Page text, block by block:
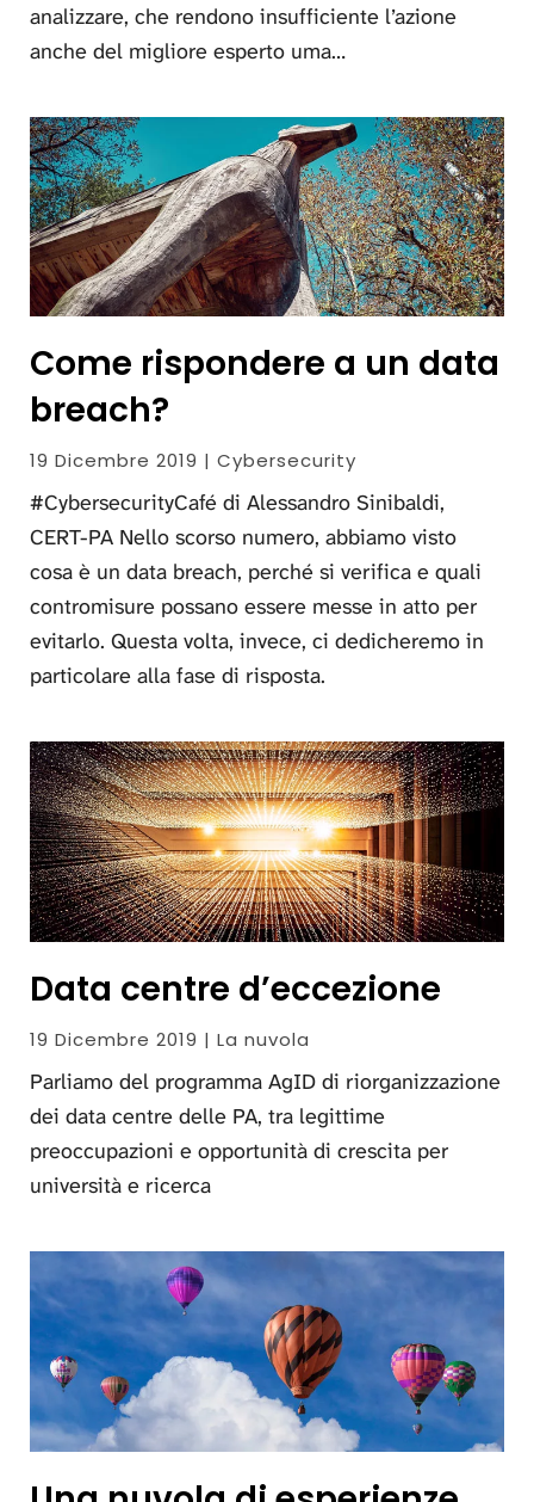
analizzare, che rendono insufficiente l’azione
anche del migliore esperto uma…
Come rispondere a un data
breach?
19 Dicembre 2019 | Cybersecurity
#CybersecurityCafé di Alessandro Sinibaldi,
CERT-PA Nello scorso numero, abbiamo visto
cosa è un data breach, perché si verifica e quali
contromisure possano essere messe in atto per
evitarlo. Questa volta, invece, ci dedicheremo in
particolare alla fase di risposta.
Data centre d’eccezione
19 Dicembre 2019 | La nuvola
Parliamo del programma AgID di riorganizzazione
dei data centre delle PA, tra legittime
preoccupazioni e opportunità di crescita per
università e ricerca